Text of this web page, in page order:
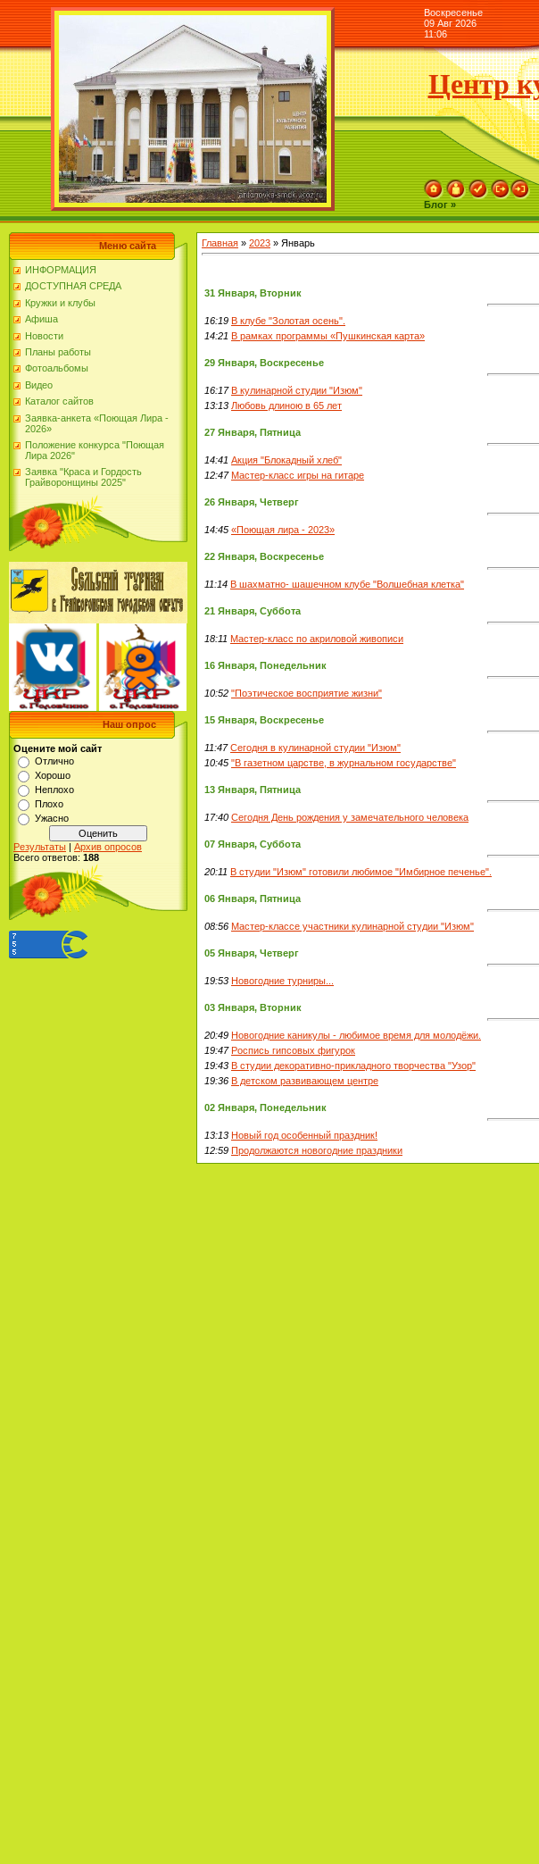
Воскресенье
09 Авг 2026
11:06
Центр
Блог »
Меню сайта
ИНФОРМАЦИЯ
ДОСТУПНАЯ СРЕДА
Кружки и клубы
Афиша
Новости
Планы работы
Фотоальбомы
Видео
Каталог сайтов
Заявка-анкета «Поющая Лира -
2026»
Положение конкурса "Поющая
Лира 2026"
Заявка "Краса и Гордость
Грайворонщины 2025"
Наш опрос
Оцените мой сайт
Отлично
Хорошо
Неплохо
Плохо
Ужасно
Результаты | Архив опросов
Всего ответов: 188
Главная » 2023 » Январь
31 Января, Вторник
16:19 В клубе "Золотая осень".
14:21 В рамках программы «Пушкинская карта»
29 Января, Воскресенье
16:17 В кулинарной студии "Изюм"
13:13 Любовь длиною в 65 лет
27 Января, Пятница
14:41 Акция "Блокадный хлеб"
12:47 Мастер-класс игры на гитаре
26 Января, Четверг
14:45 «Поющая лира - 2023»
22 Января, Воскресенье
11:14 В шахматно- шашечном клубе "Волшебная клетка"
21 Января, Суббота
18:11 Мастер-класс по акриловой живописи
16 Января, Понедельник
10:52 "Поэтическое восприятие жизни"
15 Января, Воскресенье
11:47 Сегодня в кулинарной студии "Изюм"
10:45 "В газетном царстве, в журнальном государстве"
13 Января, Пятница
17:40 Сегодня День рождения у замечательного человека
07 Января, Суббота
20:11 В студии "Изюм" готовили любимое "Имбирное печенье".
06 Января, Пятница
08:56 Мастер-классе участники кулинарной студии "Изюм"
05 Января, Четверг
19:53 Новогодние турниры...
03 Января, Вторник
20:49 Новогодние каникулы - любимое время для молодёжи.
19:47 Роспись гипсовых фигурок
19:43 В студии декоративно-прикладного творчества "Узор"
19:36 В детском развивающем центре
02 Января, Понедельник
13:13 Новый год особенный праздник!
12:59 Продолжаются новогодние праздники